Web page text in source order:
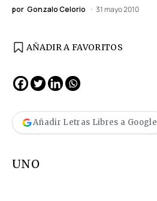
por Gonzalo Celorio 31 mayo 2010
AÑADIR A FAVORITOS
Añadir Letras Libres a Google
UNO